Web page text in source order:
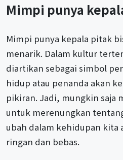
Mimpi punya
Mimpi punya kepala pitak
menarik. Dalam kultur
diartikan sebagai simbol
hidup atau penanda akan
pikiran. Jadi, mungkin saja
untuk merenungkan
ubah dalam kehidupan kita
ringan dan bebas.